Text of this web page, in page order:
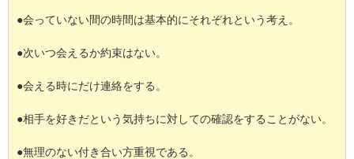
●会っていない間の時間は基本的にそれぞれという考え。
●次いつ会えるか約束はない。
●会える時にだけ連絡をする。
●相手を好きだという気持ちに対しての確認をすることがない。
●無理のない付き合い方重視である。